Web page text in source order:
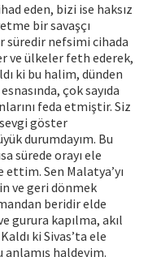
eden, bizi ise haksız
bir savaşçı
süredir nefsimi cihada
ve ülkeler feth ederek,
ki bu halim, dünden
çok sayıda
feda etmiştir. Siz
göster
durumdayım. Bu
sürede orayı ele
ettim. Sen Malatya’yı
ve geri dönmek
beridir elde
gurura kapılma, akıl
ki Sivas’ta ele
anlamış haldeyim.